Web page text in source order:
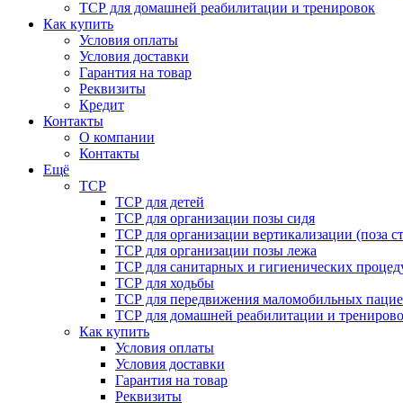
ТСР для домашней реабилитации и тренировок
Как купить
Условия оплаты
Условия доставки
Гарантия на товар
Реквизиты
Кредит
Контакты
О компании
Контакты
Ещё
ТСР
ТСР для детей
ТСР для организации позы сидя
ТСР для организации вертикализации (поза
ТСР для организации позы лежа
ТСР для санитарных и гигиенических
ТСР для ходьбы
ТСР для передвижения маломобильных
ТСР для домашней реабилитации и
Как купить
Условия оплаты
Условия доставки
Гарантия на товар
Реквизиты